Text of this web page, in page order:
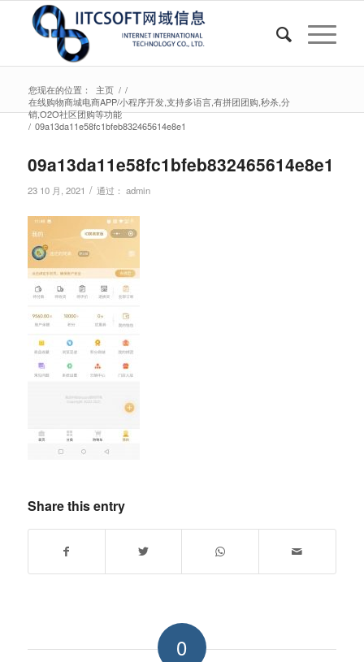
您现在的位置： 主页 / /
在线购物商城电商APP/小程序开发,支持多语言,有拼团团购,秒杀,分
销,O2O社区团购等功能
/ 09a13da11e58fc1bfeb832465614e8e1
09a13da11e58fc1bfeb832465614e8e1
23 10 月, 2021 / 通过： admin
Share this entry
0